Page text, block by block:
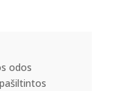
odos